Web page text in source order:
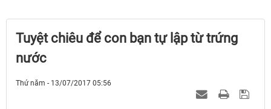
Tuyệt chiêu để con bạn tự lập từ trứng
nước
Thứ năm - 13/07/2017 05:56